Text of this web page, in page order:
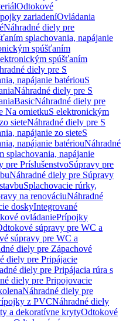
Odtokové
zariadeníOvládania
Náhradné diely pre
splachovania, napájanie
spúšťaním
spúšťaním
diely pre S
napájanie batériouS
Náhradné diely pre S
BasicNáhradné diely pre
Na omietkuS elektronickým
sieteNáhradné diely pre S
napájanie zo sieteS
napájanie batériouNáhradné
splachovania, napájanie
pre PríslušenstvoSúpravy pre
Náhradné diely pre Súpravy
Splachovacie rúrky,
na renováciuNáhradné
doskyIntegrované
ovládaniePrípojky
súpravy pre WC a
súpravy pre WC a
diely pre Zápachové
diely pre Pripájacie
diely pre Pripájacia rúra s
diely pre Pripojovacie
Náhradné diely pre
z PVCNáhradné diely
a dekoratívne krytyOdtokové